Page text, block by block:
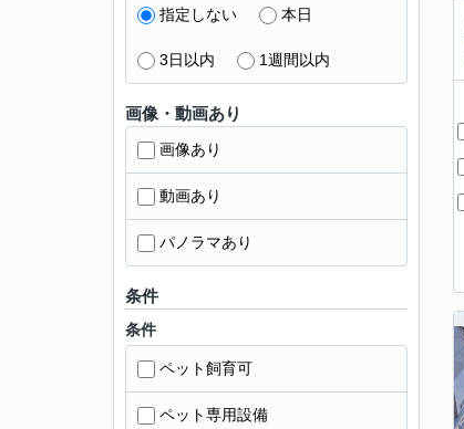
指定しない 本日
3日以内 1週間以内
画像・動画あり
画像あり
動画あり
パノラマあり
条件
条件
ペット飼育可
ペット専用設備